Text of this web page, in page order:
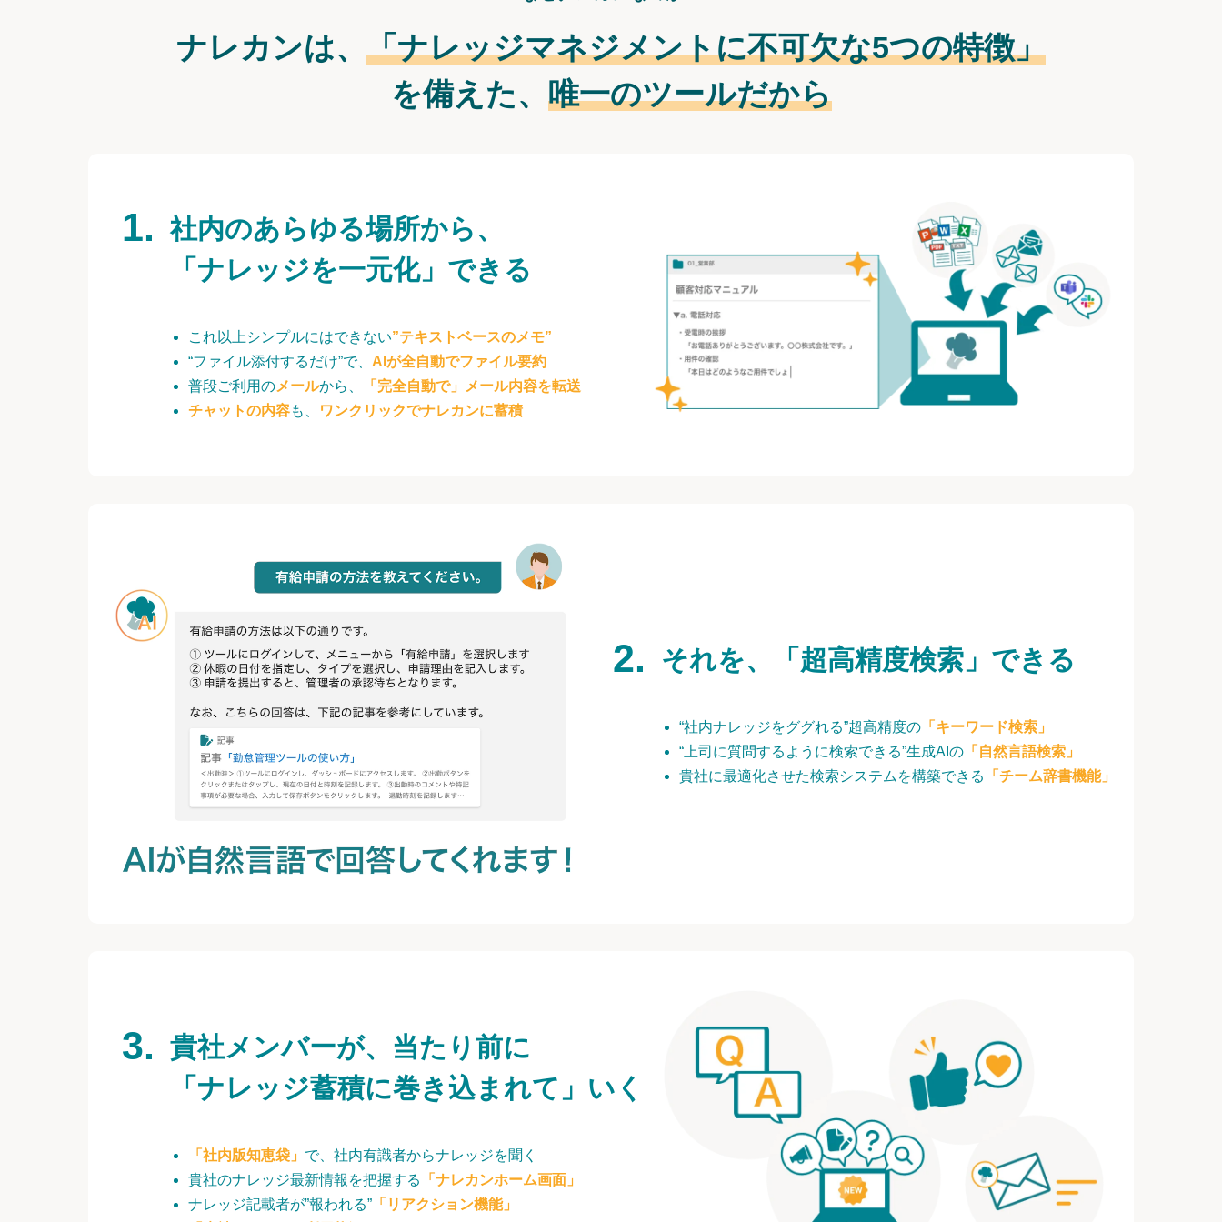
ナレカンは、 「ナレッジマネジメントに不可欠な5つの特徴」
を備えた、 唯一のツールだから
社内のあらゆる場所から、
「ナレッジを一元化」できる
これ以上シンプルにはできない”テキストベースのメモ”
“ファイル添付するだけ”で、 AIが全自動でファイル要約
普段ご利用のメールから、
「完全自動で」メール内容を転送
チャットの内容も、 ワンクリックでナレカンに蓄積
それを、「超高精度検索」できる
“社内ナレッジをググれる”超高精度の 「キーワード検索」
“上司に質問するように検索できる”生成AIの 「自然言語検索」
貴社に最適化させた検索システムを構築できる
「チーム辞書機能」
貴社メンバーが、当たり前に
「ナレッジ蓄積に巻き込まれて」いく
「社内版知恵袋」 で、社内有識者からナレッジを聞く
貴社のナレッジ最新情報を把握する
「ナレカンホーム画面」
ナレッジ記載者が”報われる” 「リアクション機能」